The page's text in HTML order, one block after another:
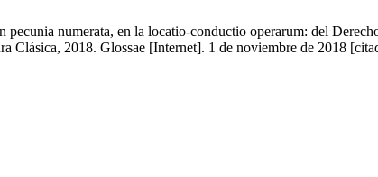
numerata, en la locatio-conductio operarum: del
2018. Glossae [Internet]. 1 de noviembre de 2018